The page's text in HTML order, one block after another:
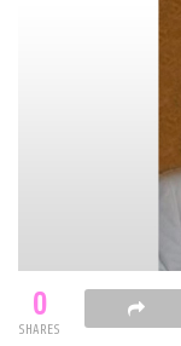
0
SHARES